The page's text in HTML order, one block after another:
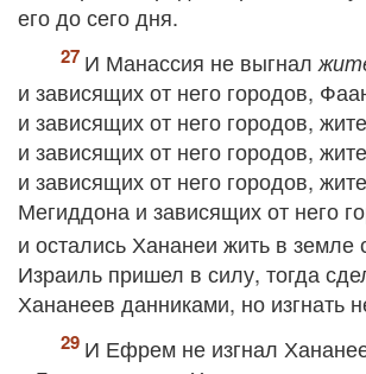
его до сего дня.
И Манассия не выгнал
и зависящих от него городов,
и зависящих от него городов,
и зависящих от него городов,
и зависящих от него городов,
Мегиддона и зависящих от него
и остались Хананеи жить в земле
Израиль пришел в силу, тогда
Хананеев данниками, но изгнать
И Ефрем не изгнал